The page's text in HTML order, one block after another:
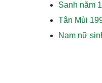
Sanh năm
Tân Mùi
Nam nữ